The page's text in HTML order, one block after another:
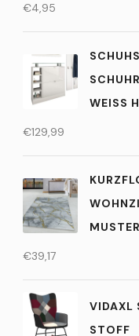
€4,95
WEISS
€129,99
€39,17
VIDAXL
STOFF